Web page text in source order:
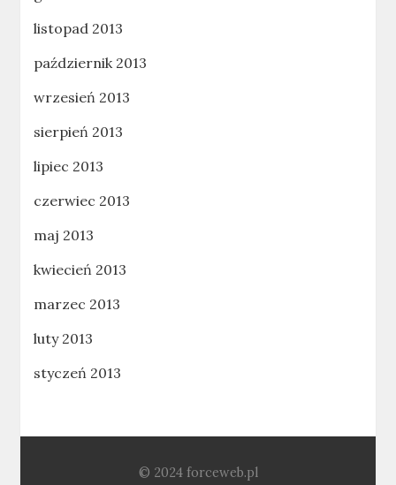
listopad 2013
październik 2013
wrzesień 2013
sierpień 2013
lipiec 2013
czerwiec 2013
maj 2013
kwiecień 2013
marzec 2013
luty 2013
styczeń 2013
© 2024 forceweb.pl